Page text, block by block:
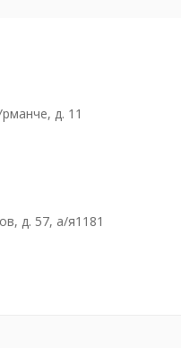
д. 11
д. 57, а/я1181